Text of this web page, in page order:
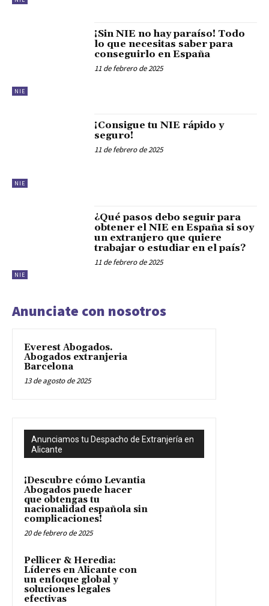
NIE
¡Sin NIE no hay paraíso! Todo
lo que necesitas saber para
conseguirlo en España
11 de febrero de 2025
NIE
¡Consigue tu NIE rápido y
seguro!
11 de febrero de 2025
NIE
¿Qué pasos debo seguir para
obtener el NIE en España si soy
un extranjero que quiere
trabajar o estudiar en el país?
11 de febrero de 2025
Anunciate con nosotros
Everest Abogados.
Abogados extranjeria
Barcelona
13 de agosto de 2025
Anunciamos tu Despacho de Extranjería en
Alicante
¡Descubre cómo Levantia
Abogados puede hacer
que obtengas tu
nacionalidad española sin
complicaciones!
20 de febrero de 2025
Pellicer & Heredia:
Líderes en Alicante con
un enfoque global y
soluciones legales
efectivas